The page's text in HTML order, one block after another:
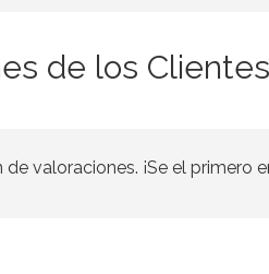
de los Clientes
valoraciones. ¡Se el primero